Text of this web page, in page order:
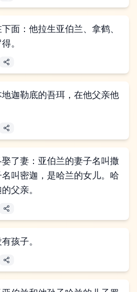
面：他拉生亚伯兰、拿鹤、
。
迦勒底的吾珥，在他父亲他
了妻：亚伯兰的妻子名叫撒
叫密迦，是哈兰的女儿。哈
父亲。
孩子。